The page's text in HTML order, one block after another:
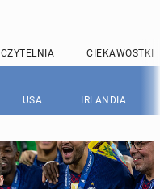
CZYTELNIA CIEKAWOSTKI
USA IRLANDIA